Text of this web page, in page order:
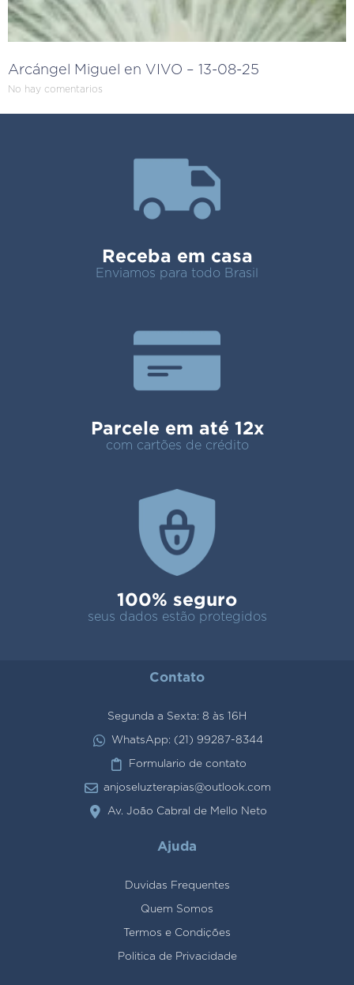
Arcángel Miguel en VIVO – 13-08-25
No hay comentarios
Receba em casa
Enviamos para todo Brasil
Parcele em até 12x
com cartões de crédito
100% seguro
seus dados estão protegidos
Contato
Segunda a Sexta: 8 às 16H
WhatsApp: (21) 99287-8344
Formulario de contato
anjoseluzterapias@outlook.com
Av. João Cabral de Mello Neto
Ajuda
Duvidas Frequentes
Quem Somos
Termos e Condições
Politica de Privacidade